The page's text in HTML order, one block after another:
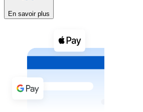
Voir toutes
Coupons crypto
Achetez des cryptomonnaies
Acheter avec espèces
Virement SEPA
En savoir plus